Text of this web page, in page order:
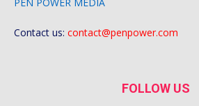
Contact us: contact@penpower.com
FOLLOW US